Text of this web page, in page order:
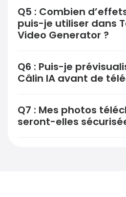
Q5 : Combien
puis-je utiliser dans
Video Generator ?
Q6 : Puis-je
Câlin IA avant de
Q7 : Mes photos
seront-elles